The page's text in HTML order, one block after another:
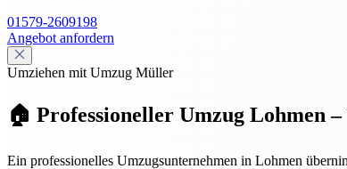
01579-2609198
Angebot anfordern
Umziehen mit Umzug Müller
🏠 Professioneller Umzug Lohmen
Ein professionelles Umzugsunternehmen in Lohmen